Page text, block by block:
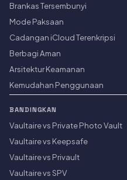
Brankas Tersembunyi
Mode Paksaan
Cadangan iCloud Terenkripsi
Berbagi Aman
Arsitektur Keamanan
Kemudahan Penggunaan
BANDINGKAN
Vaultaire vs Private Photo Vault
Vaultaire vs Keepsafe
Vaultaire vs Privault
Vaultaire vs SPV